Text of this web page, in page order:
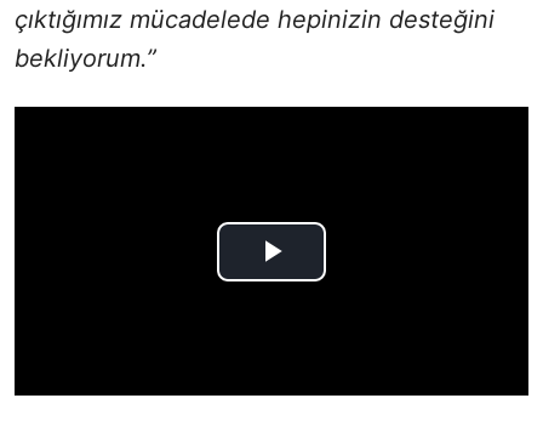
çıktığımız mücadelede hepinizin desteğini
bekliyorum.”